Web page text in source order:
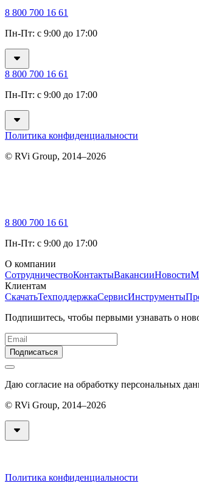
8 800 700 16 61
Пн-Пт: с 9:00 до 17:00
8 800 700 16 61
Пн-Пт: с 9:00 до 17:00
Политика конфиденциальности
© RVi Group, 2014–2026
8 800 700 16 61
Пн-Пт: с 9:00 до 17:00
О компании
СотрудничествоКонтактыВакансииНовости
Клиентам
СкачатьТехподдержкаСервисИнструменты
Подпишитесь, чтобы первыми узнавать о
Подписаться
Даю согласие на обработку персональных
© RVi Group, 2014–2026
Политика конфиденциальности